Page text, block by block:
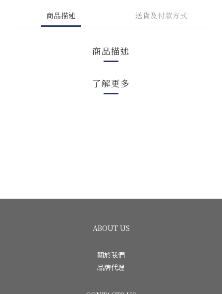
商品描述 送貨及付款方式
商品描述
了解更多
ABOUT US
關於我們
品牌代理